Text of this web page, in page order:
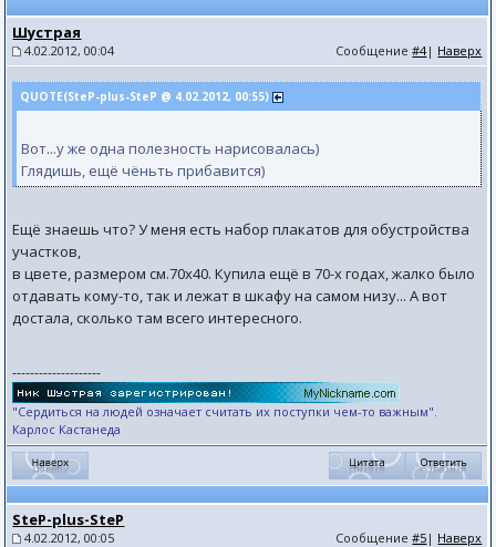
Шустрая
4.02.2012, 00:04 Сообщение#4| Наверх
QUOTE(SteP-plus-SteP @ 4.02.2012, 00:55)
Вот...у же одна полезность нарисовалась)
Глядишь, ещё чёньть прибавится)
Ещё знаешь что? У меня есть набор плакатов для обустройства
участков,
в цвете, размером см.70х40. Купила ещё в 70-х годах, жалко было
отдавать кому-то, так и лежат в шкафу на самом низу... А вот
достала, сколько там всего интересного.
--------------------
"Сердиться на людей означает считать их поступки чем-то важным".
Карлос Кастанеда
SteP-plus-SteP
4.02.2012, 00:05 Сообщение#5 | Наверх